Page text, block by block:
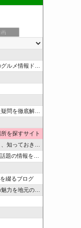
画
報ドットコム
を徹底解説！
を探すサイト
おきたいこと…
報を随時発信！
綴るブログ
人と訪れる人に